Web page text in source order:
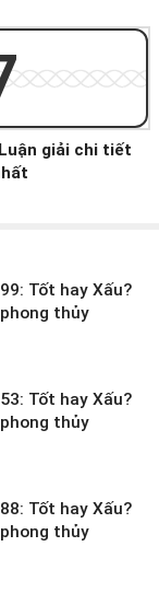
giải chi tiết
Tốt hay Xấu?
thủy
Tốt hay Xấu?
thủy
Tốt hay Xấu?
thủy